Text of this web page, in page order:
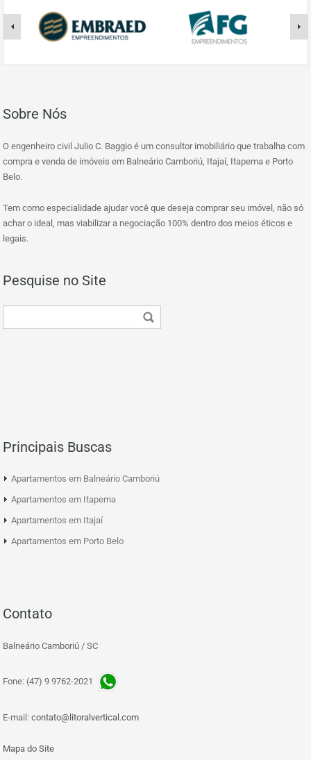
Sobre Nós
O engenheiro civil Julio C. Baggio é um consultor imobiliário que trabalha com
compra e venda de imóveis em Balneário Camboriú, Itajaí, Itapema e Porto
Belo.
Tem como especialidade ajudar você que deseja comprar seu imóvel, não só
achar o ideal, mas viabilizar a negociação 100% dentro dos meios éticos e
legais.
Pesquise no Site
Principais Buscas
Apartamentos em Balneário Camboriú
Apartamentos em Itapema
Apartamentos em Itajaí
Apartamentos em Porto Belo
Contato
Balneário Camboriú / SC
Fone: (47) 9 9762-2021
E-mail: contato@litoralvertical.com
Mapa do Site